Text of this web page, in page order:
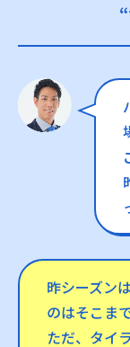
昨シーズン
のはそこま
ただ、タイ